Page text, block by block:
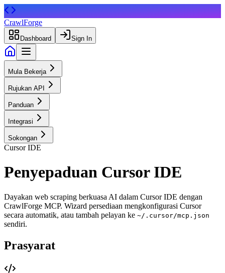
CrawlForge
Dashboard Sign In
Mula Bekerja
Rujukan API
Panduan
Integrasi
Sokongan
Cursor IDE
Penyepaduan Cursor IDE
Dayakan web scraping berkuasa AI dalam Cursor IDE dengan
CrawlForge MCP. Wizard persediaan mengkonfigurasi Cursor
secara automatik, atau tambah pelayan ke ~/.cursor/mcp.json
sendiri.
Prasyarat